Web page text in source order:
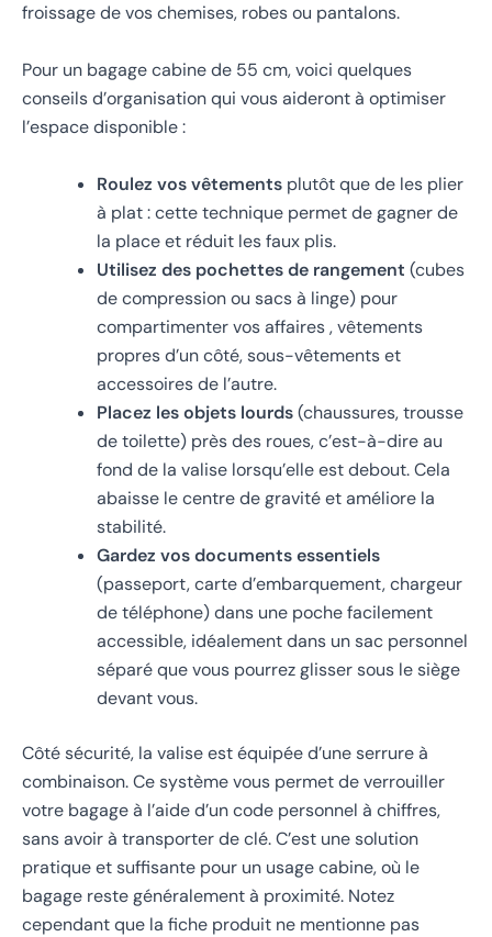
froissage de vos chemises, robes ou pantalons.
Pour un bagage cabine de 55 cm, voici quelques
conseils d’organisation qui vous aideront à optimiser
l’espace disponible :
Roulez vos vêtements plutôt que de les plier
à plat : cette technique permet de gagner de
la place et réduit les faux plis.
Utilisez des pochettes de rangement (cubes
de compression ou sacs à linge) pour
compartimenter vos affaires , vêtements
propres d’un côté, sous-vêtements et
accessoires de l’autre.
Placez les objets lourds(chaussures, trousse
de toilette) près des roues, c’est-à-dire au
fond de la valise lorsqu’elle est debout. Cela
abaisse le centre de gravité et améliore la
stabilité.
Gardez vos documents essentiels
(passeport, carte d’embarquement, chargeur
de téléphone) dans une poche facilement
accessible, idéalement dans un sac personnel
séparé que vous pourrez glisser sous le siège
devant vous.
Côté sécurité, la valise est équipée d’une serrure à
combinaison. Ce système vous permet de verrouiller
votre bagage à l’aide d’un code personnel à chiffres,
sans avoir à transporter de clé. C’est une solution
pratique et suffisante pour un usage cabine, où le
bagage reste généralement à proximité. Notez
cependant que la fiche produit ne mentionne pas